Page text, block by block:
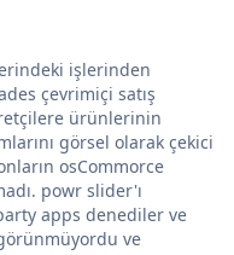
işlerinden
çevrimiçi satış
ürünlerinin
görsel olarak çekici
osCommorce
powr slider'ı
apps denediler ve
ve